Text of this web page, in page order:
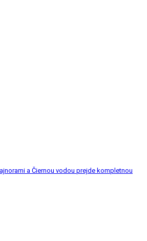
a Čiernou vodou prejde kompletnou